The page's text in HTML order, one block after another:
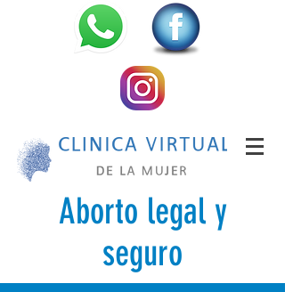
Aborto legal y
seguro